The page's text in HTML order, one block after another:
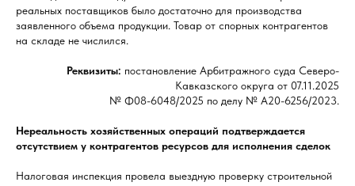
реальных поставщиков было достаточно для производства
заявленного объема продукции. Товар от спорных контрагентов
на складе не числился.
Реквизиты: постановление Арбитражного суда Северо-
Кавказского округа от 07.11.2025
№ Ф08-6048/2025 по делу № А20-6256/2023.
Нереальность хозяйственных операций подтверждается
отсутствием у контрагентов ресурсов для исполнения сделок
Налоговая инспекция провела выездную проверку строительной